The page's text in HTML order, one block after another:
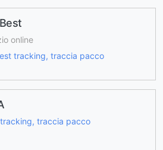
online
tracking, traccia pacco
tracking, traccia pacco